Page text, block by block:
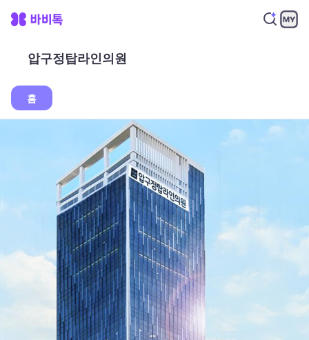
압구정탑라인의원
홈